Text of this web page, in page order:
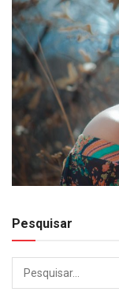
Pesquisar